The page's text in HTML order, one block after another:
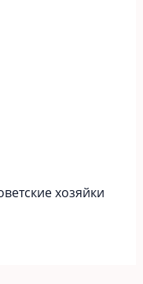
хозяйки